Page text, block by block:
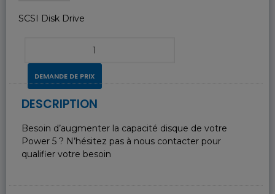
SCSI Disk Drive
DEMANDE DE PRIX
DESCRIPTION
Besoin d’augmenter la capacité disque de votre
Power 5 ? N’hésitez pas à nous contacter pour
qualifier votre besoin